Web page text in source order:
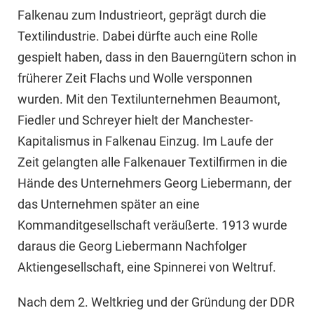
Falkenau zum Industrieort, geprägt durch die
Textilindustrie. Dabei dürfte auch eine Rolle
gespielt haben, dass in den Bauerngütern schon in
früherer Zeit Flachs und Wolle versponnen
wurden. Mit den Textilunternehmen Beaumont,
Fiedler und Schreyer hielt der Manchester-
Kapitalismus in Falkenau Einzug. Im Laufe der
Zeit gelangten alle Falkenauer Textilfirmen in die
Hände des Unternehmers Georg Liebermann, der
das Unternehmen später an eine
Kommanditgesellschaft veräußerte. 1913 wurde
daraus die Georg Liebermann Nachfolger
Aktiengesellschaft, eine Spinnerei von Weltruf.
Nach dem 2. Weltkrieg und der Gründung der DDR